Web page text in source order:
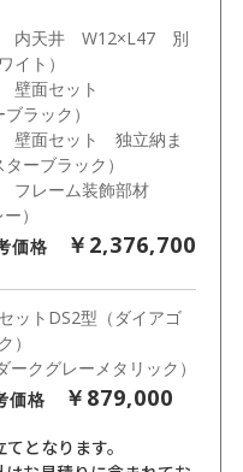
内天井 W12×L47 別
イト）
壁面セット
ラック）
壁面セット 独立納ま
ーブラック）
フレーム装飾部材
）
価格
￥2,376,700
ットDS2型（ダイアゴ
）
クグレーメタリック）
価格
￥879,000
となります。